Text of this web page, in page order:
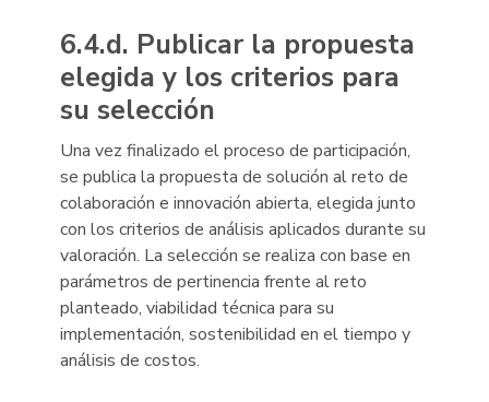
6.4.d. Publicar la propuesta
elegida y los criterios para
su selección
Una vez finalizado el proceso de participación,
se publica la propuesta de solución al reto de
colaboración e innovación abierta, elegida junto
con los criterios de análisis aplicados durante su
valoración. La selección se realiza con base en
parámetros de pertinencia frente al reto
planteado, viabilidad técnica para su
implementación, sostenibilidad en el tiempo y
análisis de costos.